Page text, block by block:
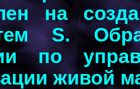
на
S.
по
живой